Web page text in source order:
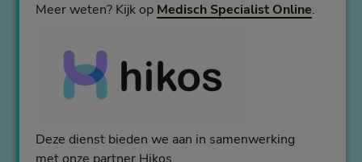
Meer weten? Kijk op Medisch Specialist Online.
Deze dienst bieden we aan in samenwerking